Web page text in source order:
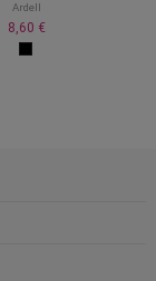
Ardell
8,60 €